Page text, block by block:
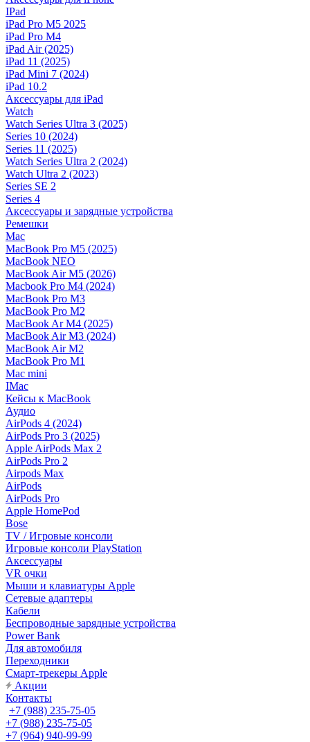
IPad
iPad Pro M5 2025
iPad Pro M4
iPad Air (2025)
iPad 11 (2025)
iPad Mini 7 (2024)
iPad 10.2
Аксессуары для iPad
Watch
Watch Series Ultra 3 (2025)
Series 10 (2024)
Series 11 (2025)
Watch Series Ultra 2 (2024)
Watch Ultra 2 (2023)
Series SE 2
Series 4
Аксессуары и зарядные устройства
Ремешки
Mac
MacBook Pro M5 (2025)
MacBook NEO
MacBook Air M5 (2026)
Macbook Pro M4 (2024)
MacBook Pro M3
MacBook Pro M2
MacBook Ar M4 (2025)
MacBook Air M3 (2024)
MacBook Air M2
MacBook Pro M1
Mac mini
IMac
Кейсы к MacBook
Аудио
AirPods 4 (2024)
AirPods Pro 3 (2025)
Apple AirPods Max 2
AirPods Pro 2
Airpods Max
AirPods
AirPods Pro
Apple HomePod
Bose
TV / Игровые консоли
Игровые консоли PlayStation
Аксессуары
VR очки
Мыши и клавиатуры Apple
Сетевые адаптеры
Кабели
Беспроводные зарядные устройства
Power Bank
Для автомобиля
Переходники
Смарт-трекеры Apple
Акции
Контакты
+7 (988) 235-75-05
+7 (988) 235-75-05
+7 (964) 940-99-99